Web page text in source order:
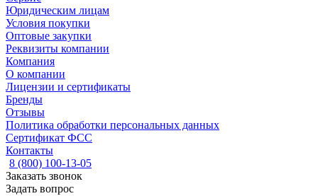
Юридическим лицам
Условия покупки
Оптовые закупки
Реквизиты компании
Компания
О компании
Лицензии и сертификаты
Бренды
Отзывы
Политика обработки персональных данных
Сертификат ФСС
Контакты
8 (800) 100-13-05
Заказать звонок
Задать вопрос